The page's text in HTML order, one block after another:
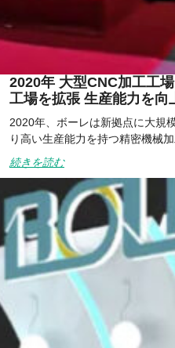
2020年 大型CNC加工工
工場を拡張 生産能力を向
2020年、ボーレは新拠点に大規
り高い生産能力を持つ精密機械
続きを読む